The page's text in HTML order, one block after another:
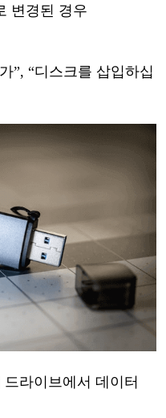
변경된 경우
”, “디스크를 삽입하십
드라이브에서 데이터